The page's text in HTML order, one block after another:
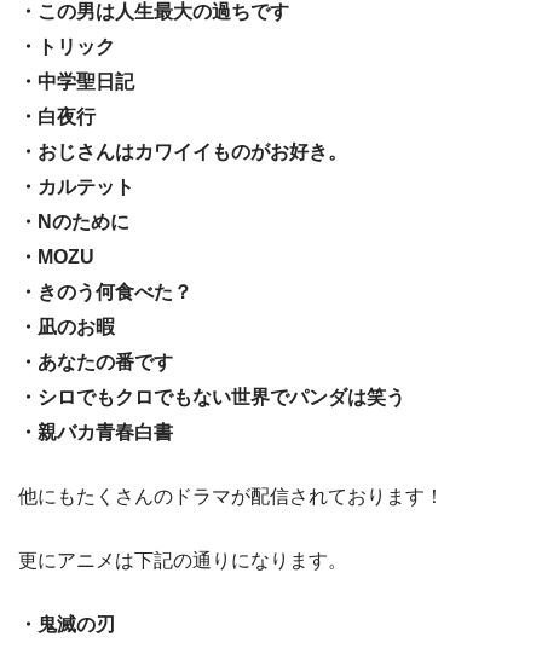
・この男は人生最大の過ちです
・トリック
・中学聖日記
・白夜行
・おじさんはカワイイものがお好き。
・カルテット
・Nのために
・MOZU
・きのう何食べた？
・凪のお暇
・あなたの番です
・シロでもクロでもない世界でパンダは笑う
・親バカ青春白書
他にもたくさんのドラマが配信されております！
更にアニメは下記の通りになります。
・鬼滅の刃